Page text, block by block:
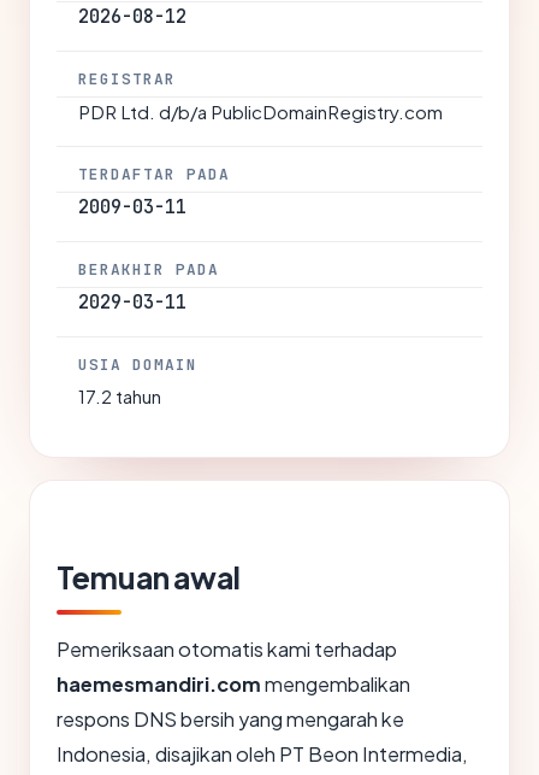
2026-08-12
REGISTRAR
PDR Ltd. d/b/a PublicDomainRegistry.com
TERDAFTAR PADA
2009-03-11
BERAKHIR PADA
2029-03-11
USIA DOMAIN
17.2 tahun
Temuan awal
Pemeriksaan otomatis kami terhadap
haemesmandiri.commengembalikan
respons DNS bersih yang mengarah ke
Indonesia, disajikan oleh PT Beon Intermedia,